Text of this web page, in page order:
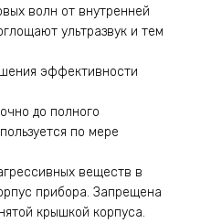
волн от внутренней
ультразвук и тем
эффективности
до полного
по мере
веществ в
прибора. Запрещена
крышкой корпуса.